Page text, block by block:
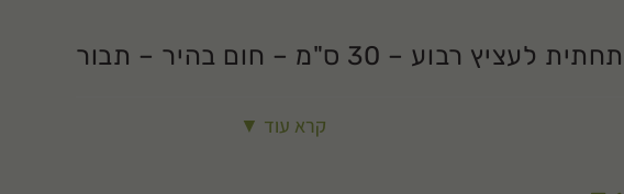
תחתית לעציץ רבוע – 30 ס"מ – חום בהיר – תבור
קרא עוד ▼